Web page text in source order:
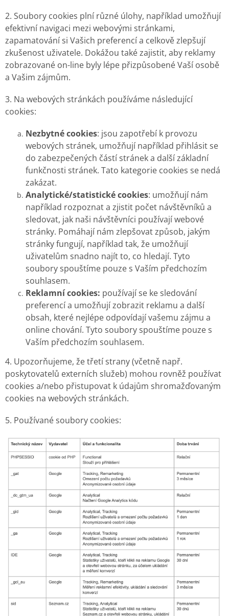
2. Soubory cookies plní různé úlohy, například umožňují
efektivní navigaci mezi webovými stránkami,
zapamatování si Vašich preferencí a celkově zlepšují
zkušenost uživatele. Dokážou také zajistit, aby reklamy
zobrazované on-line byly lépe přizpůsobené Vaší osobě
a Vašim zájmům.
3. Na webových stránkách používáme následující
cookies:
Nezbytné cookies: jsou zapotřebí k provozu
webových stránek, umožňují například přihlásit se
do zabezpečených částí stránek a další základní
funkčnosti stránek. Tato kategorie cookies se nedá
zakázat.
Analytické/statistické cookies: umožňují nám
například rozpoznat a zjistit počet návštěvníků a
sledovat, jak naši návštěvníci používají webové
stránky. Pomáhají nám zlepšovat způsob, jakým
stránky fungují, například tak, že umožňují
uživatelům snadno najít to, co hledají. Tyto
soubory spouštíme pouze s Vaším předchozím
souhlasem.
Reklamní cookies: používají se ke sledování
preferencí a umožňují zobrazit reklamu a další
obsah, které nejlépe odpovídají vašemu zájmu a
online chování. Tyto soubory spouštíme pouze s
Vaším předchozím souhlasem.
4. Upozorňujeme, že třetí strany (včetně např.
poskytovatelů externích služeb) mohou rovněž používat
cookies a/nebo přistupovat k údajům shromažďovaným
cookies na webových stránkách.
5. Používané soubory cookies: